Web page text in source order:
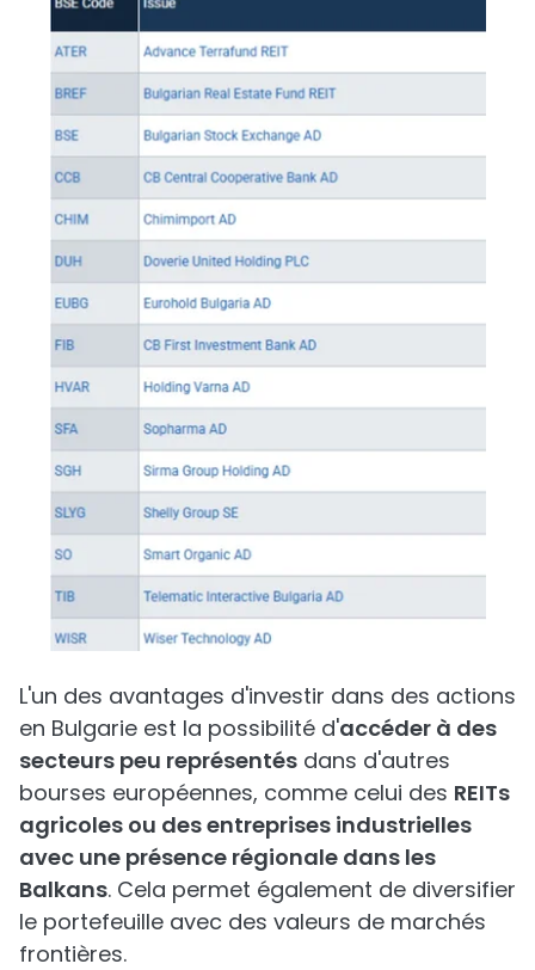
L'un des avantages d'investir dans des actions
en Bulgarie est la possibilité d'accéder à des
secteurs peu représentés dans d'autres
bourses européennes, comme celui des REITs
agricoles ou des entreprises industrielles
avec une présence régionale dans les
Balkans. Cela permet également de diversifier
le portefeuille avec des valeurs de marchés
frontières.